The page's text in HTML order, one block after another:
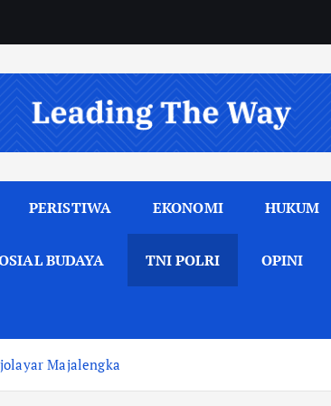
PERISTIWA EKONOMI HUKUM
BUDAYA TNI POLRI OPINI
Majalengka